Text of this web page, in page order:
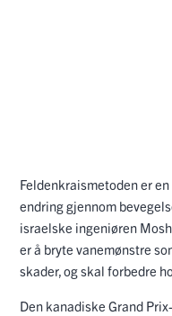
Feldenkraismetoden er
endring gjennom
israelske ingeniøren
er å bryte vanemønstre
skader, og skal forbedre
Den kanadiske Grand